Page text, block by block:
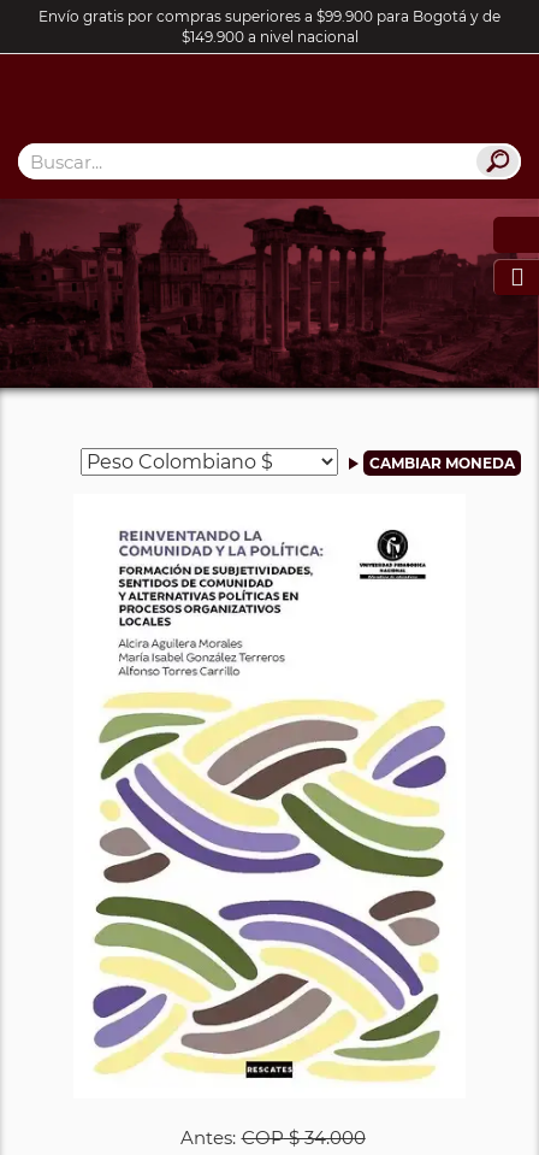
Envío gratis por compras superiores a $99.900 para Bogotá y de
$149.900 a nivel nacional

Antes: COP$ 34.000